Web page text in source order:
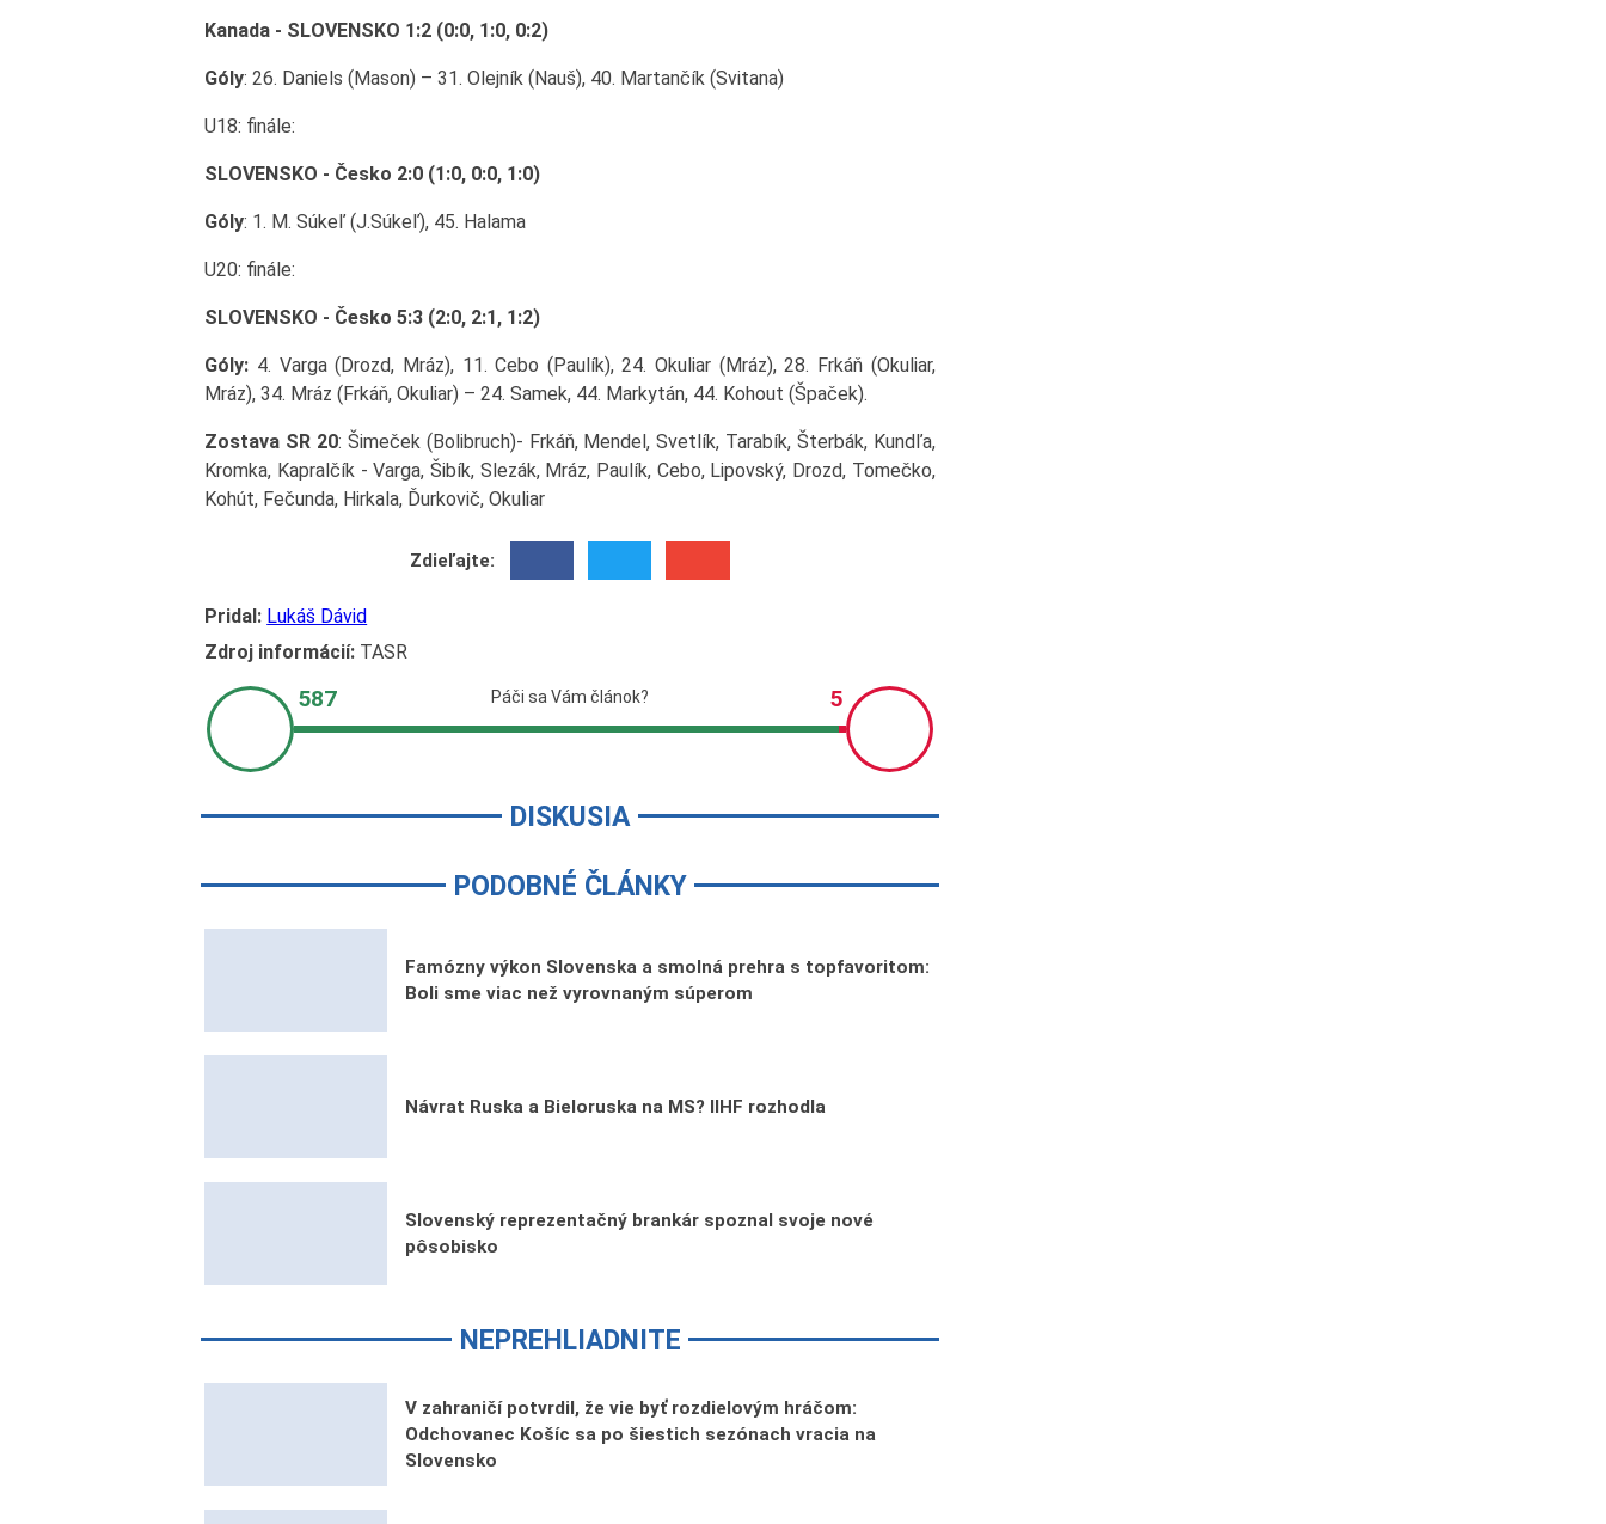
Kanada - SLOVENSKO 1:2 (0:0, 1:0, 0:2)
Góly: 26. Daniels (Mason) – 31. Olejník (Nauš), 40. Martančík (Svitana)
U18: finále:
SLOVENSKO - Česko 2:0 (1:0, 0:0, 1:0)
Góly: 1. M. Súkeľ (J.Súkeľ), 45. Halama
U20: finále:
SLOVENSKO - Česko 5:3 (2:0, 2:1, 1:2)
Góly: 4. Varga (Drozd, Mráz), 11. Cebo (Paulík), 24. Okuliar (Mráz), 28. Frkáň (Okuliar,
Mráz), 34. Mráz (Frkáň, Okuliar) – 24. Samek, 44. Markytán, 44. Kohout (Špaček).
Zostava SR 20: Šimeček (Bolibruch)- Frkáň, Mendel, Svetlík, Tarabík, Šterbák, Kundľa,
Kromka, Kapralčík - Varga, Šibík, Slezák, Mráz, Paulík, Cebo, Lipovský, Drozd, Tomečko,
Kohút, Fečunda, Hirkala, Ďurkovič, Okuliar
Zdieľajte:
Pridal: Lukáš Dávid
Zdroj informácií: TASR
DISKUSIA
PODOBNÉ ČLÁNKY
Famózny výkon Slovenska a smolná prehra s topfavoritom:
Boli sme viac než vyrovnaným súperom
Návrat Ruska a Bieloruska na MS? IIHF rozhodla
Slovenský reprezentačný brankár spoznal svoje nové
pôsobisko
NEPREHLIADNITE
V zahraničí potvrdil, že vie byť rozdielovým hráčom:
Odchovanec Košíc sa po šiestich sezónach vracia na
Slovensko